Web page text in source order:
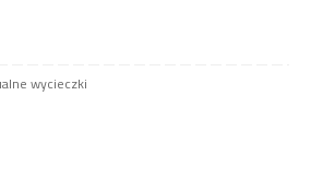
wycieczki